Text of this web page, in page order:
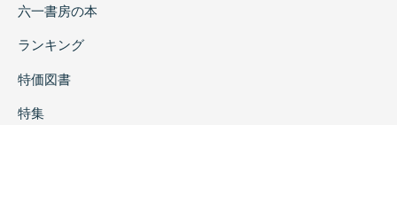
六一書房の本
ランキング
特価図書
特集